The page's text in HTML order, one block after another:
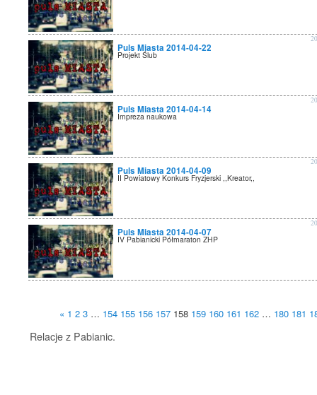
Puls Miasta 2014-04-22
Projekt Ślub
Puls Miasta 2014-04-14
Impreza naukowa
Puls Miasta 2014-04-09
II Powiatowy Konkurs Fryzjerski ,,Kreator,,
Puls Miasta 2014-04-07
IV Pabianicki Półmaraton ZHP
« 1 2 3 … 154 155 156 157 158 159 160 161 162 … 180 181
Relacje z Pabianic.